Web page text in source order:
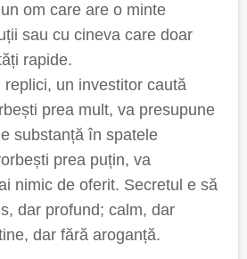
om care are o minte
sau cu cineva care doar
rapide.
un investitor caută
prea mult, va presupune
substanță în spatele
prea puțin, va
nimic de oferit. Secretul e să
dar profund; calm, dar
dar fără aroganță.